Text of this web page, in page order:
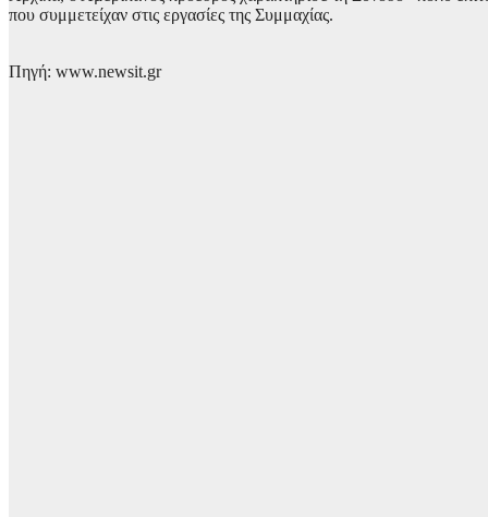
που συμμετείχαν στις εργασίες της Συμμαχίας.
Πηγή: www.newsit.gr